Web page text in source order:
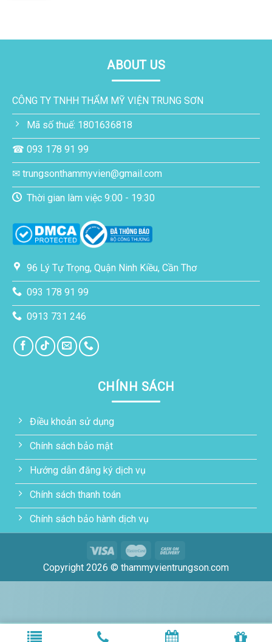
ABOUT US
CÔNG TY TNHH THẨM MỸ VIỆN TRUNG SƠN
Mã số thuế: 1801636818
☎ 093 178 91 99
✉ trungsonthammyvien@gmail.com
Thời gian làm việc 9:00 - 19:30
96 Lý Tự Trọng, Quận Ninh Kiều, Cần Thơ
093 178 91 99
0913 731 246
CHÍNH SÁCH
Điều khoản sử dụng
Chính sách bảo mật
Hướng dẫn đăng ký dịch vụ
Chính sách thanh toán
Chính sách bảo hành dịch vụ
Copyright 2026 © thammyvientrungson.com